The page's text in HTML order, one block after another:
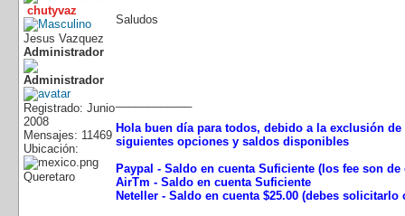
chutyvaz
Jesus Vazquez
Administrador
Registrado: Junio
2008
Mensajes: 11469
Ubicación:
Queretaro
Saludos
Hola buen día para todos, debido a la exclusión
siguientes opciones y saldos disponibles
Paypal - Saldo en cuenta Suficiente (los fee son
AirTm - Saldo en cuenta Suficiente
Neteller - Saldo en cuenta $25.00 (debes